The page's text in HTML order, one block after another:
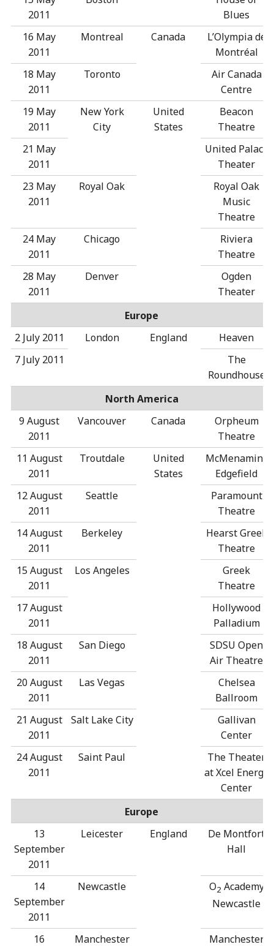
2011
Blues
16 May
2011
Montreal Canada
L’Olympia de
Montréal
18 May
2011
Toronto
Air Canada
Centre
19 May
2011
New York
City
United
States
Beacon
Theatre
21 May
2011
United Palace
Theater
23 May
2011
Royal Oak
Royal Oak
Music
Theatre
24 May
2011
Chicago
Riviera
Theatre
28 May
2011
Denver
Ogden
Theater
Europe
2 July 2011
London England
Heaven
7 July 2011
The
Roundhouse
North America
9 August
2011
Vancouver Canada
Orpheum
Theatre
11 August
2011
Troutdale
United
States
McMenamins
Edgefield
12 August
2011
Seattle
Paramount
Theatre
14 August
2011
Berkeley
Hearst Greek
Theatre
15 August
2011
Los Angeles
Greek
Theatre
17 August
2011
Hollywood
Palladium
18 August
2011
San Diego
SDSU Open
Air Theatre
20 August
2011
Las Vegas
Chelsea
Ballroom
21 August
2011
Salt Lake City
Gallivan
Center
24 August
2011
Saint Paul
The Theater
at Xcel Energy
Center
Europe
13
September
2011
Leicester England
De Montfort
Hall
14
September
2011
Newcastle O2 Academy
Newcastle
16
Manchester
Manchester